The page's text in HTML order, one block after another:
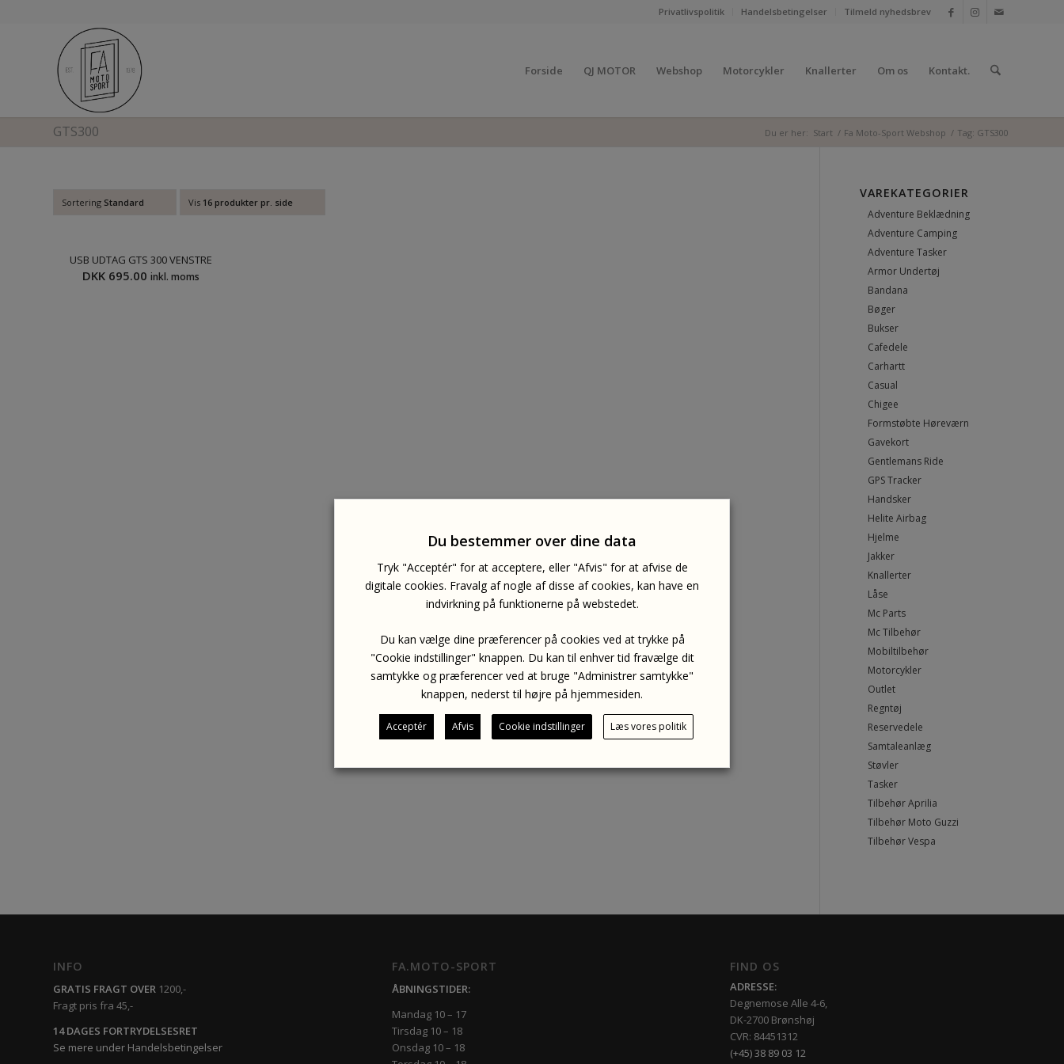
Privatlivspolitik Handelsbetingelser Tilmeld nyhedsbrev
Forside QJ MOTOR Webshop Motorcykler Knallerter Om os Kontakt.
GTS300 Du er her: Start / Fa Moto-Sport Webshop / Tag: GTS300
Sortering Standard Vis 16 produkter pr. side
USB UDTAG GTS 300 VENSTRE
DKK 695.00 inkl. moms
VAREKATEGORIER
Adventure Beklædning
Adventure Camping
Adventure Tasker
Armor Undertøj
Bandana
Bøger
Bukser
Cafedele
Carhartt
Casual
Chigee
Formstøbte Høreværn
Gavekort
Gentlemans Ride
GPS Tracker
Handsker
Helite Airbag
Hjelme
Jakker
Knallerter
Låse
Mc Parts
Mc Tilbehør
Mobiltilbehør
Motorcykler
Outlet
Regntøj
Reservedele
Samtaleanlæg
Støvler
Tasker
Tilbehør Aprilia
Tilbehør Moto Guzzi
Tilbehør Vespa
INFO
GRATIS FRAGT OVER 1200,-
Fragt pris fra 45,-
14 DAGES FORTRYDELSESRET
Se mere under Handelsbetingelser
FA.MOTO-SPORT
ÅBNINGSTIDER:
Mandag 10 – 17
Tirsdag 10 – 18
Onsdag 10 – 18
FIND OS
ADRESSE:
Degnemose Alle 4-6,
DK-2700 Brønshøj
CVR: 84451312
(+45) 38 89 03 12
Du bestemmer over dine data
Tryk "Acceptér" for at acceptere, eller "Afvis" for at afvise de
digitale cookies. Fravalg af nogle af disse af cookies, kan have en
indvirkning på funktionerne på webstedet.
Du kan vælge dine præferencer på cookies ved at trykke på
"Cookie indstillinger" knappen. Du kan til enhver tid fravælge dit
samtykke og præferencer ved at bruge "Administrer samtykke"
knappen, nederst til højre på hjemmesiden.
Acceptér Afvis Cookie indstillinger Læs vores politik